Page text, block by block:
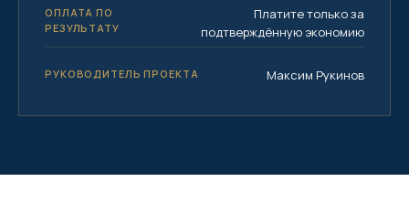
ОПЛАТА ПО
РЕЗУЛЬТАТУ
Платите только за
подтверждённую экономию
РУКОВОДИТЕЛЬ ПРОЕКТА Максим Рукинов